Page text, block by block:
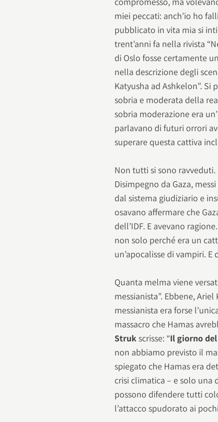
miei peccati: anch’io ho
pubblicato in vita mia si
trent’anni fa nella rivista
di Oslo fosse certamente
nella descrizione degli
Katyusha ad Ashkelon”. Si
sobria e moderata della
sobria moderazione era
parlavano di futuri orrori
superare questa cattiva
Non tutti si sono
Disimpegno da Gaza,
dal sistema giudiziario e
osavano affermare che
dell’IDF. E avevano
non solo perché era un
un’apocalisse di vampiri.
Quanta melma viene
messianista”. Ebbene,
messianista era forse
massacro che Hamas
Strukscrisse: “Il giorno
non abbiamo previsto il
spiegato che Hamas era
crisi climatica – e solo una
possono difendere tutti
l’attacco spudorato ai